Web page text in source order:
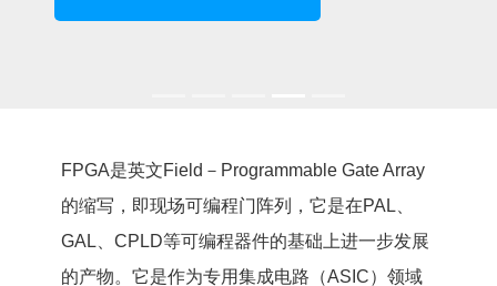
FPGA是英文Field－Programmable Gate Array
的缩写，即现场可编程门阵列，它是在PAL、
GAL、CPLD等可编程器件的基础上进一步发展
的产物。它是作为专用集成电路（ASIC）领域